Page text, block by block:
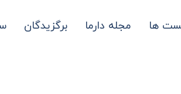
ها مجله دارما برگزیدگان